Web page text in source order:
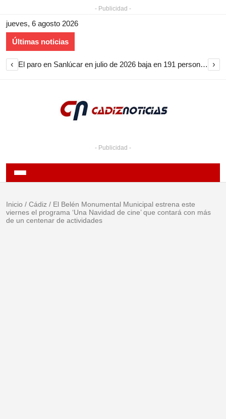
- Publicidad -
jueves, 6 agosto 2026
Últimas noticias
‹ El paro en Sanlúcar en julio de 2026 baja en 191 personas y encadena nueve meses de descenso ›
- Publicidad -
Inicio / Cádiz / El Belén Monumental Municipal estrena este
viernes el programa ‘Una Navidad de cine’ que contará con más
de un centenar de actividades